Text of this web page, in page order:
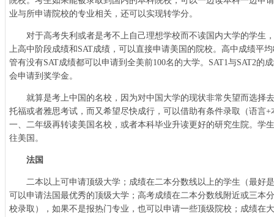
业与所申请院校的专业相关，还可以实现转学分。
对于高考失利或者是考不上自己理想学校而不读国内大学的学生
上高中阶段成绩和SAT成绩，可以直接申请美国的院校。高中成绩平
管有没有SAT成绩都可以申请到全美前100名的大学。SAT1与SAT2的
会申请到奖学金。
就算是考上中国的名校，因为对中国大学的现状非常失望而选择
托福或者雅思考试，而又希望尽快成行，可以借助有条件录取（语言
一、二年级再转读美国名校，或者本科毕业升读更好的研究生院。学
往美国。
法国
二本以上可申请顶级大学；成绩在二本分数线以上的学生（最好是
可以申请法国最优秀的顶级大学；高考成绩在二本分数线附近或三本
校录取），如果不是报热门专业，也可以申请一些顶级院校；成绩在